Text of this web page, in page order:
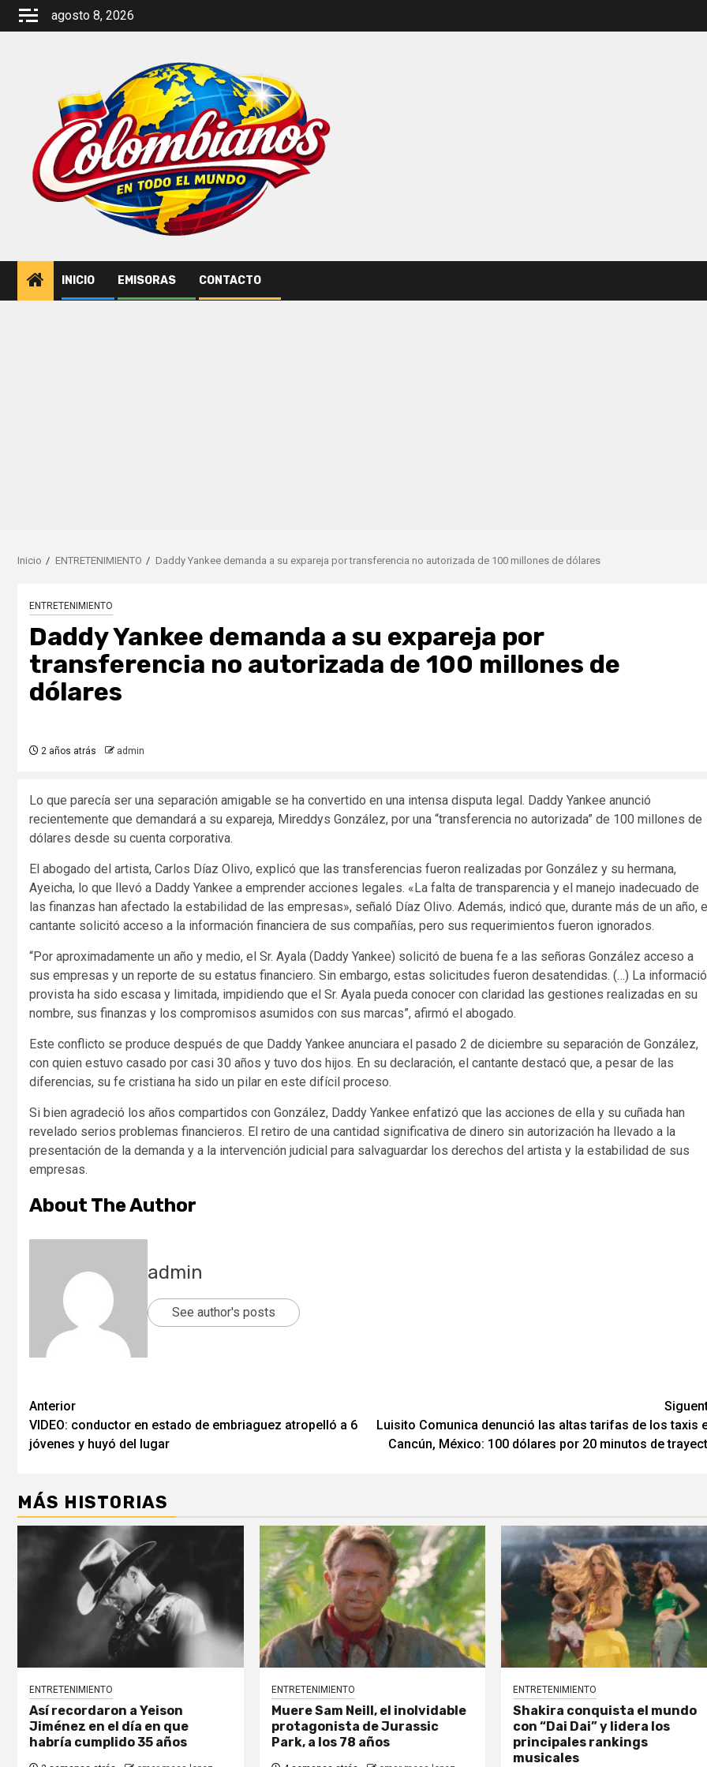
Saltar
agosto 8, 2026
INICIO EMISORAS CONTACTO
Inicio ENTRETENIMIENTO Daddy Yankee demanda a su expareja por transferencia no autorizada de 100 millones de dólares
ENTRETENIMIENTO
Daddy Yankee demanda a su expareja por
transferencia no autorizada de 100 millones de
dólares
2 años atrás admin
Lo que parecía ser una separación amigable se ha convertido en una intensa disputa legal. Daddy Yankee anunció
recientemente que demandará a su expareja, Mireddys González, por una “transferencia no autorizada” de 100 millones de
dólares desde su cuenta corporativa.
El abogado del artista, Carlos Díaz Olivo, explicó que las transferencias fueron realizadas por González y su hermana,
Ayeicha, lo que llevó a Daddy Yankee a emprender acciones legales. «La falta de transparencia y el manejo inadecuado de
las finanzas han afectado la estabilidad de las empresas», señaló Díaz Olivo. Además, indicó que, durante más de un año,
cantante solicitó acceso a la información financiera de sus compañías, pero sus requerimientos fueron ignorados.
“Por aproximadamente un año y medio, el Sr. Ayala (Daddy Yankee) solicitó de buena fe a las señoras González acceso a
sus empresas y un reporte de su estatus financiero. Sin embargo, estas solicitudes fueron desatendidas. (…) La
provista ha sido escasa y limitada, impidiendo que el Sr. Ayala pueda conocer con claridad las gestiones realizadas en su
nombre, sus finanzas y los compromisos asumidos con sus marcas”, afirmó el abogado.
Este conflicto se produce después de que Daddy Yankee anunciara el pasado 2 de diciembre su separación de González,
con quien estuvo casado por casi 30 años y tuvo dos hijos. En su declaración, el cantante destacó que, a pesar de las
diferencias, su fe cristiana ha sido un pilar en este difícil proceso.
Si bien agradeció los años compartidos con González, Daddy Yankee enfatizó que las acciones de ella y su cuñada han
revelado serios problemas financieros. El retiro de una cantidad significativa de dinero sin autorización ha llevado a la
presentación de la demanda y a la intervención judicial para salvaguardar los derechos del artista y la estabilidad de sus
empresas.
About The Author
admin
See author's posts
Post
navigation
Anterior
VIDEO: conductor en estado de embriaguez atropelló a 6
jóvenes y huyó del lugar
Luisito Comunica denunció las altas tarifas de los taxis
Cancún, México: 100 dólares por 20 minutos de
MÁS HISTORIAS
ENTRETENIMIENTO
Así recordaron a Yeison
Jiménez en el día en que
habría cumplido 35 años
ENTRETENIMIENTO
Muere Sam Neill, el inolvidable
protagonista de Jurassic
Park, a los 78 años
ENTRETENIMIENTO
Shakira conquista el mundo
con “Dai Dai” y lidera los
principales rankings
musicales